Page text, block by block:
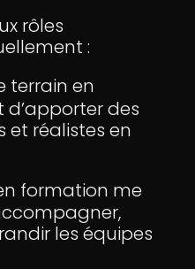
rôles
:
terrain en
des
et réalistes en
formation me
les équipes